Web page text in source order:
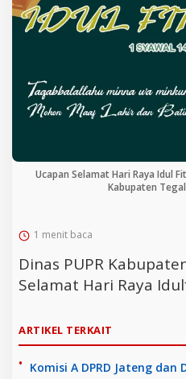
Ucapan Selamat Hari Raya Idul
Kabupaten
1 menit baca
Dinas PUPR
Selamat Hari Raya
ARTIKEL TERKAIT
Komisi A DPRD Jateng